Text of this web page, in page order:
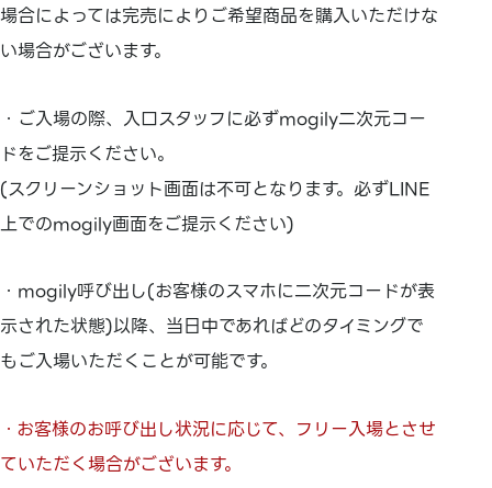
場合によっては完売によりご希望商品を購入いただけな
い場合がございます。
・ご入場の際、入口スタッフに必ずmogily二次元コー
ドをご提示ください。
(スクリーンショット画面は不可となります。必ずLINE
上でのmogily画面をご提示ください)
・mogily呼び出し(お客様のスマホに二次元コードが表
示された状態)以降、当日中であればどのタイミングで
もご入場いただくことが可能です。
・お客様のお呼び出し状況に応じて、フリー入場とさせ
ていただく場合がございます。